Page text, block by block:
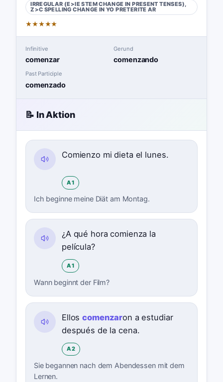
IRREGULAR (E>IE STEM CHANGE IN PRESENT TENSES),
Z>C SPELLING CHANGE IN YO PRETERITE AR
★★★★★
Infinitive
comenzar
Gerund
comenzando
Past Participle
comenzado
📝 In Aktion
Comienzo mi dieta el lunes.
A1
Ich beginne meine Diät am Montag.
¿A qué hora comienza la
película?
A1
Wann beginnt der Film?
Elloscomenzaron a estudiar
después de la cena.
A2
Sie begannen nach dem Abendessen mit dem
Lernen.